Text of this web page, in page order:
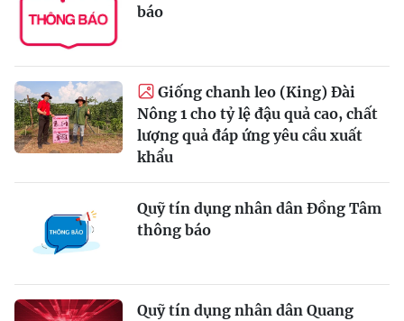
báo
Giống chanh leo (King) Đài
Nông 1 cho tỷ lệ đậu quả cao, chất
lượng quả đáp ứng yêu cầu xuất
khẩu
Quỹ tín dụng nhân dân Đồng Tâm
thông báo
Quỹ tín dụng nhân dân Quang